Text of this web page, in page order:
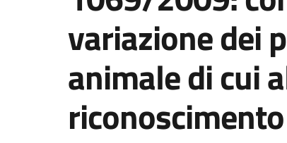
variazione dei
animale di cui
riconoscimento